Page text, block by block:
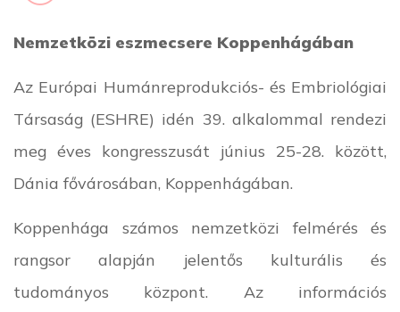
Nemzetközi eszmecsere Koppenhágában
Az Európai Humánreprodukciós- és Embriológiai
Társaság (ESHRE) idén 39. alkalommal rendezi
meg éves kongresszusát június 25-28. között,
Dánia fővárosában, Koppenhágában.
Koppenhága számos nemzetközi felmérés és
rangsor alapján jelentős kulturális és
tudományos központ. Az információs